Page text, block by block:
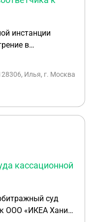
в
ли в
Илья, г. Москва
кассационной
суд
ООО «ИКЕА Ханим